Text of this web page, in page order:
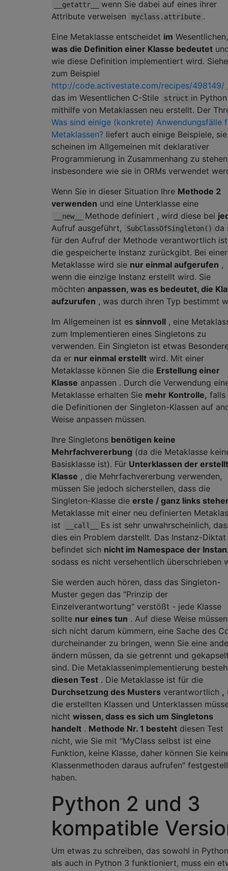
__getattr__
wenn Sie dabei auf eines ihrer
Attribute verweisen
myclass.attribute .
Eine Metaklasse entscheidet im Wesentlichen,
was die Definition einer Klasse bedeutet
wie diese Definition implementiert wird. Siehe
zum Beispiel
http://code.activestate.com/recipes/498149/
das im Wesentlichen C-Stile
struct in Python
mithilfe von Metaklassen neu erstellt. Der
Was sind einige (konkrete) Anwendungsfälle
Metaklassen? liefert auch einige Beispiele, sie
scheinen im Allgemeinen mit deklarativer
Programmierung in Zusammenhang zu
insbesondere wie sie in ORMs verwendet
Wenn Sie in dieser Situation Ihre Methode 2
verwenden und eine Unterklasse eine
__new__ Methode definiert , wird diese bei
Aufruf ausgeführt,
SubClassOfSingleton() da
für den Aufruf der Methode verantwortlich
die gespeicherte Instanz zurückgibt. Bei einer
Metaklasse wird sie nur einmal aufgerufen ,
wenn die einzige Instanz erstellt wird. Sie
möchten anpassen, was es bedeutet, die
aufzurufen , was durch ihren Typ bestimmt
Im Allgemeinen ist es sinnvoll , eine
zum Implementieren eines Singletons zu
verwenden. Ein Singleton ist etwas
da er nur einmal erstellt wird. Mit einer
Metaklasse können Sie die Erstellung einer
Klasse anpassen . Durch die Verwendung
Metaklasse erhalten Sie mehr Kontrolle, falls
die Definitionen der Singleton-Klassen auf
Weise anpassen müssen.
Ihre Singletons benötigen keine
Mehrfachvererbung (da die Metaklasse
Basisklasse ist). Für Unterklassen der
Klasse , die Mehrfachvererbung verwenden,
müssen Sie jedoch sicherstellen, dass die
Singleton-Klasse die erste / ganz links
Metaklasse mit einer neu definierten
ist
__call__
Es ist sehr unwahrscheinlich,
dies ein Problem darstellt. Das Instanz-Diktat
befindet sich nicht im Namespace der
sodass es nicht versehentlich überschrieben
Sie werden auch hören, dass das Singleton-
Muster gegen das "Prinzip der
Einzelverantwortung" verstößt - jede Klasse
sollte nur eines tun . Auf diese Weise
sich nicht darum kümmern, eine Sache des
durcheinander zu bringen, wenn Sie eine
ändern müssen, da sie getrennt und
sind. Die Metaklassenimplementierung
diesen Test . Die Metaklasse ist für die
Durchsetzung des Musters verantwortlich ,
die erstellten Klassen und Unterklassen
nicht wissen, dass es sich um Singletons
handelt . Methode Nr. 1 besteht diesen Test
nicht, wie Sie mit "MyClass selbst ist eine
Funktion, keine Klasse, daher können Sie
Klassenmethoden daraus aufrufen"
haben.
Python 2 und 3
kompatible
Um etwas zu schreiben, das sowohl in
als auch in Python 3 funktioniert, muss ein